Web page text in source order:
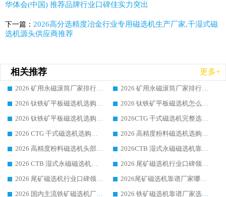
华体会(中国) 推荐品牌行业口碑佳实力突出
下一篇： 2026高分选精度冶金行业专用磁选机生产厂家,干湿式磁
选机源头供应商推荐
相关推荐 更多+
2026 矿用永磁滚筒厂家排行榜选购干货指南 行业口碑标杆华体会手机网页版-华体会(中国) 实力出众
2026 矿用永磁滚筒厂家排行榜选购指南，行业口碑领域强者华体会手机网页版-华体会(中国)
2026 钛铁矿平板磁选机选购全攻略 市场公认优质品牌厂家实力排行榜
2026 钛铁矿平板磁选机怎么选 靠谱生产企业实力排行榜选购参考攻略
2026 钛铁矿平板磁选机选购指南 行业口碑优选品牌生产企业实力排行榜
2026CTG 干式磁选机完整选购指南 行业口碑顶尖靠谱生产龙头厂家实力推荐
2026 CTG 干式磁选机选购指南|行业口碑靠谱生产厂家领域强者推荐
2026 高精度粉料磁选机选购全攻略 行业优质品牌华体会手机网页版-华体会(中国) 实力深度解析
2026 高精度粉料磁选机头部厂家选购指南 行业口碑靠谱品牌推荐 领域强者华体会手机网页版-华体会(中国) 解析
2026CTB 湿式永磁磁选机靠谱厂家实力排行榜 铁矿选矿设备采购全流程选购指南
2026 CTB 湿式永磁磁选机选购指南|行业口碑良好品牌推荐，领域强者华体会手机网页版-华体会(中国)
2026 尾矿磁选机行业口碑领域强者，源头直供国内主流厂家华体会手机网页版-华体会(中国) 一站式服务
2026 尾矿磁选机行业口碑领域强者，源头直供国内主流厂家华体会手机网页版-华体会(中国) 一站式服务
2026尾矿磁选机靠谱厂家哪家好 行业口碑领域强者华体会手机网页版-华体会(中国) 推荐
2026 国内主流铁矿磁选机厂家选购指南|行业口碑好品牌推荐，领域强者华体会手机网页版-华体会(中国)
2026 铁矿磁选机靠谱厂家选购全攻略 行业标杆华体会手机网页版-华体会(中国) 设备性价比出众